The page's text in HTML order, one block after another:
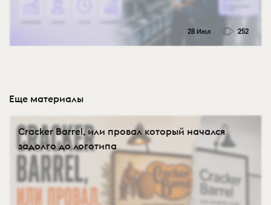
28 Июл 252
Еще материалы
Cracker Barrel, или провал который начался
задолго до логотипа